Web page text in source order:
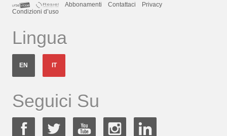
Abbonamenti
Contattaci
Privacy
Condizioni d’uso
Lingua
EN IT
Seguici Su